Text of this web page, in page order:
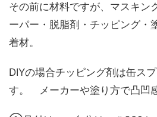
その前に材料ですが、マスキン
ーパー・脱脂剤・チッピング・
着材。
DIYの場合チッピング剤は缶ス
す。 メーカーや塗り方で凸凹